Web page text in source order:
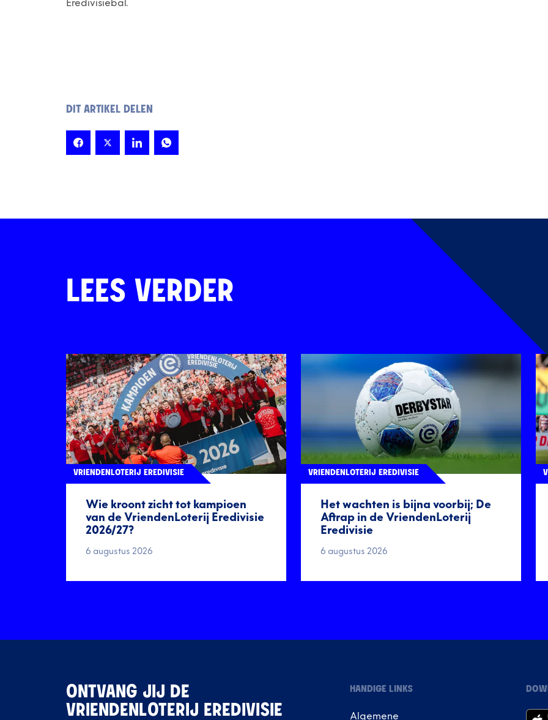
Eredivisiebal.
DIT ARTIKEL DELEN
LEES VERDER
Wie kroont zicht tot kampioen
van de VriendenLoterij Eredivisie
2026/27?
VRIENDENLOTERIJ EREDIVISIE
6 augustus 2026
Het wachten is bijna voorbij; De
Aftrap in de VriendenLoterij
Eredivisie
VRIENDENLOTERIJ EREDIVISIE
6 augustus 2026
ONTVANG JIJ DE
VRIENDENLOTERIJ EREDIVISIE
HANDIGE LINKS
Algemene